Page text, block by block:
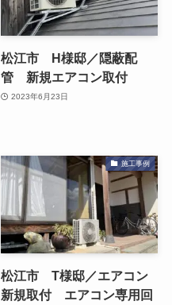
松江市 H様邸／隠蔽配
管 新規エアコン取付
2023年6月23日
施工事例
松江市 T様邸／エアコン
新規取付 エアコン専用回